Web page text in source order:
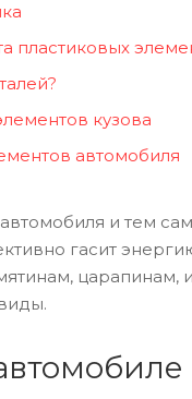
пластиковых
кузова
автомобиля
и тем
гасит
царапинам,